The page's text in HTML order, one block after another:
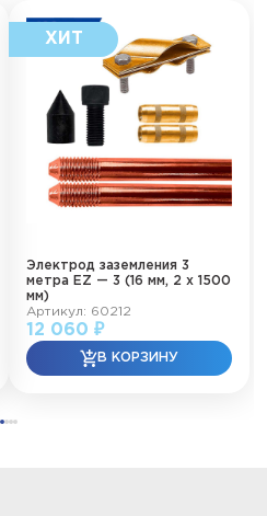
Электрод заземления 3
метра EZ — 3 (16 мм, 2 х 1500
мм)
Артикул: 60212
12 060 ₽